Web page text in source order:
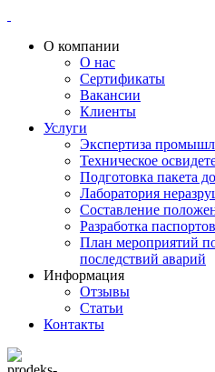
О компании
О нас
Сертификаты
Вакансии
Клиенты
Услуги
Экспертиза
Техническое
Подготовка пакета
Лаборатория
Составление
Разработка
План мероприятий
последствий аварий
Информация
Отзывы
Статьи
Контакты